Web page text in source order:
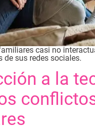
casi no
de sus redes sociales.
a la